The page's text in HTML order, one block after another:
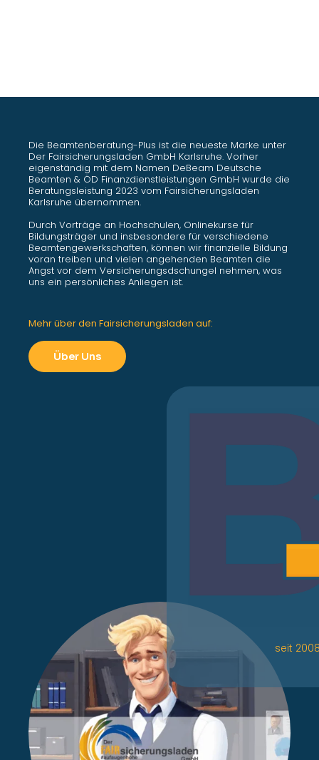
Die Beamtenberatung-Plus ist die neueste Marke unter
Der Fairsicherungsladen GmbH Karlsruhe. Vorher
eigenständig mit dem Namen DeBeam Deutsche
Beamten & ÖD Finanzdienstleistungen GmbH wurde die
Beratungsleistung 2023 vom Fairsicherungsladen
Karlsruhe übernommen.
Durch Vorträge an Hochschulen, Onlinekurse für
Bildungsträger und insbesondere für verschiedene
Beamtengewerkschaften, können wir finanzielle Bildung
voran treiben und vielen angehenden Beamten die
Angst vor dem Versicherungsdschungel nehmen, was
uns ein persönliches Anliegen ist.
Mehr über den Fairsicherungsladen auf:
Über Uns
seit